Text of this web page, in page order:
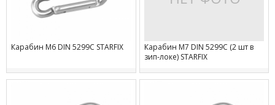
Карабин М6 DIN 5299C STARFIX
Карабин М7 DIN 5299C (2 шт в
зип-локе) STARFIX